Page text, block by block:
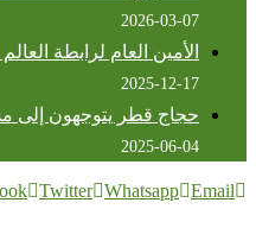
2026-03-07
الأمين العام لرابطة
2025-12-17
حجاج قطر يتوجهون إلى
2025-06-04
Twitter Whatsapp Email